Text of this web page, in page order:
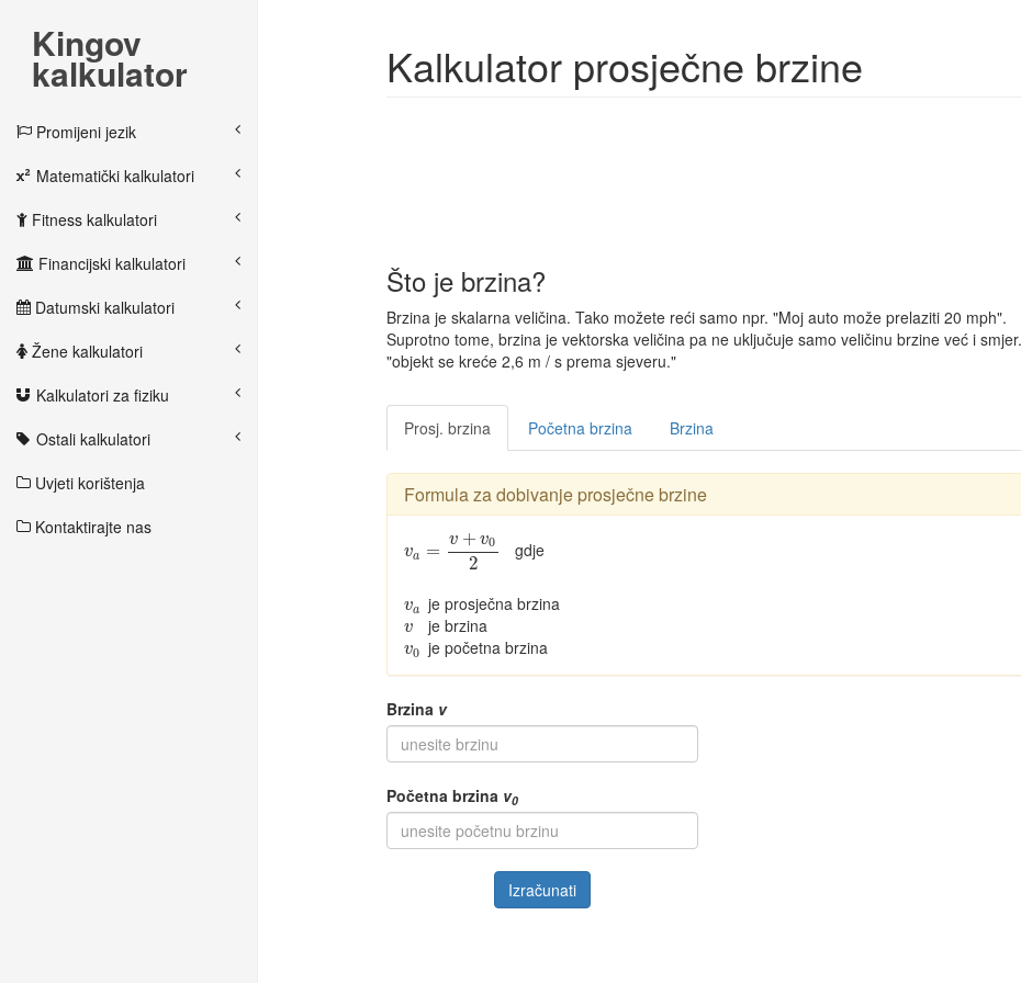
Kingov
kalkulator
Promijeni jezik
Matematički kalkulatori
Fitness kalkulatori
Financijski kalkulatori
Datumski kalkulatori
Žene kalkulatori
Kalkulatori za fiziku
Ostali kalkulatori
Uvjeti korištenja
Kontaktirajte nas
Kalkulator prosječne brzine
Što je brzina?
Brzina je skalarna veličina. Tako možete reći samo npr. "Moj auto može prelaziti 20 mph".
Suprotno tome, brzina je vektorska veličina pa ne uključuje samo veličinu brzine već i
"objekt se kreće 2,6 m / s prema sjeveru."
Prosj. brzina Početna brzina Brzina
Formula za dobivanje prosječne brzine
va =
v + v0
2
va =v+ v02 gdje
va
va je prosječna brzina
v
v je brzina
v0
v0 je početna brzina
Brzina v
Početna brzina v0
Izračunati